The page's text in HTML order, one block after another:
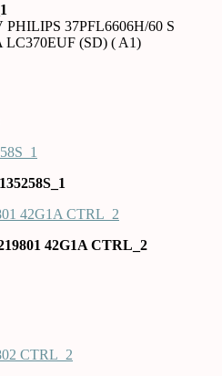
37PFL6606H/60 S
(SD) ( A1)
42G1A CTRL_2